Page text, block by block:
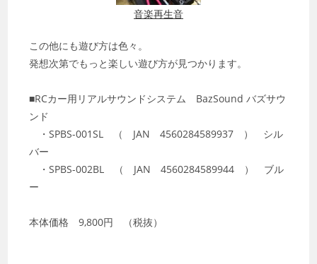
音楽再生音
この他にも遊び方は色々。
発想次第でもっと楽しい遊び方が見つかります。
■RCカー用リアルサウンドシステム BazSound バズサウ
ンド
・SPBS-001SL （ JAN 4560284589937 ） シル
バー
・SPBS-002BL （ JAN 4560284589944 ） ブル
ー
本体価格 9,800円 （税抜）